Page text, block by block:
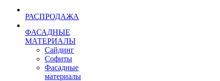
РАСПРОДАЖА
ФАСАДНЫЕ
МАТЕРИАЛЫ
Сайдинг
Софиты
Фасадные
материалы